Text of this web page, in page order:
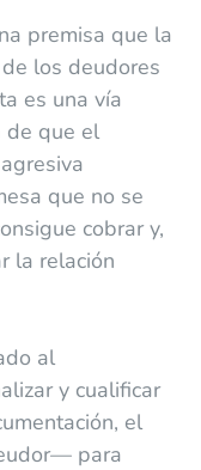
premisa que la
los deudores
es una vía
de que el
que no se
cobrar y,
la relación
al
y cualificar
el
para